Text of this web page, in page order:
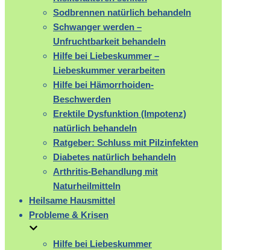
Sodbrennen natürlich behandeln
Schwanger werden –
Unfruchtbarkeit behandeln
Hilfe bei Liebeskummer –
Liebeskummer verarbeiten
Hilfe bei Hämorrhoiden-
Beschwerden
Erektile Dysfunktion (Impotenz)
natürlich behandeln
Ratgeber: Schluss mit Pilzinfekten
Diabetes natürlich behandeln
Arthritis-Behandlung mit
Naturheilmitteln
Heilsame Hausmittel
Probleme & Krisen
Hilfe bei Liebeskummer